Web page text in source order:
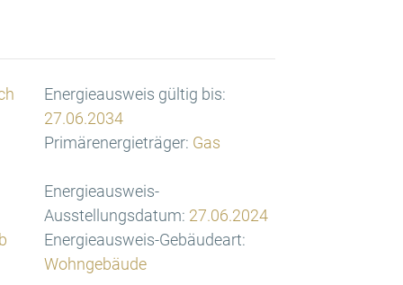
Energieausweis gültig bis:
27.06.2034
Primärenergieträger: Gas
Energieausweis-
Ausstellungsdatum: 27.06.2024
Energieausweis-Gebäudeart:
Wohngebäude